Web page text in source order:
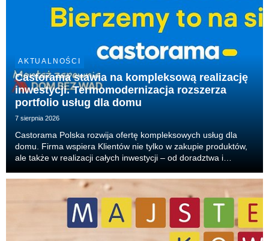
AKTUALNOŚCI
Castorama stawia na kompleksową realizację
inwestycji. Termomodernizacja rozszerza
portfolio usług dla domu
7 sierpnia 2026
Castorama Polska rozwija ofertę kompleksowych usług dla
domu. Firma wspiera Klientów nie tylko w zakupie produktów,
ale także w realizacji całych inwestycji – od doradztwa i
wykonawców i realizację prac. Właśnie tak dzia...